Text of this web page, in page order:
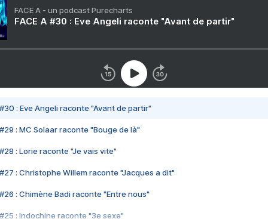
FACE A - un podcast Purecharts
FACE A #30 : Eve Angeli raconte "Avant de partir"
#30 : Eve Angeli raconte "Avant de partir"
#29 : MC Solaar raconte "Bouge de là"
#28 : Lorie raconte "Je vais vite"
#27 : Christophe Willem raconte "Jacques a dit"
#26 : Chimène Badi raconte "Entre nous"
#25 : Indochine raconte "3e sexe"